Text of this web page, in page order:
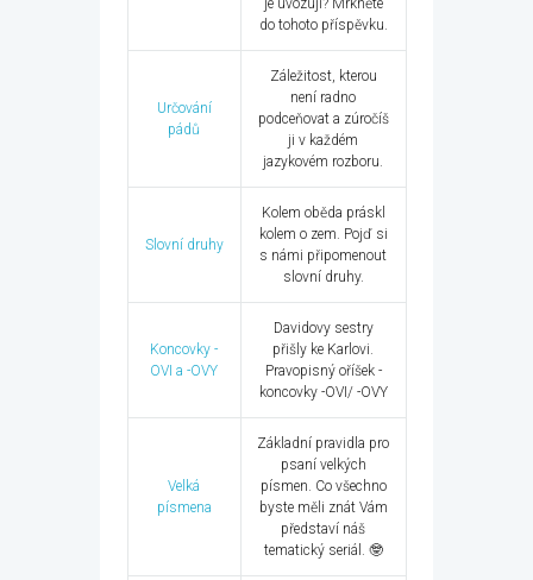
je uvozují? Mrkněte
do tohoto příspěvku.
Určování
pádů
Záležitost, kterou
není radno
podceňovat a zúročíš
ji v každém
jazykovém rozboru.
Slovní druhy
Kolem oběda práskl
kolem o zem. Pojď si
s námi připomenout
slovní druhy.
Koncovky -
OVI a -OVY
Davidovy sestry
přišly ke Karlovi.
Pravopisný oříšek -
koncovky -OVI/ -OVY
Velká
písmena
Základní pravidla pro
psaní velkých
písmen. Co všechno
byste měli znát Vám
představí náš
tematický seriál. 🤓